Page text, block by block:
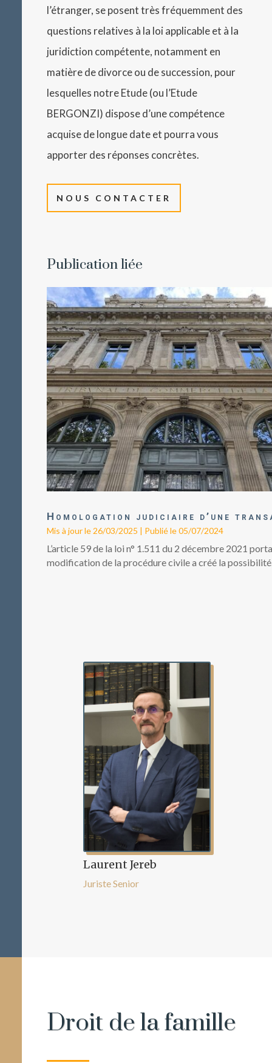
l’étranger, se posent très fréquemment des
questions relatives à la loi applicable et à la
juridiction compétente, notamment en
matière de divorce ou de succession, pour
lesquelles notre Etude (ou l’Etude
BERGONZI) dispose d’une compétence
acquise de longue date et pourra vous
apporter des réponses concrètes.
NOUS CONTACTER
Publication liée
Homologation judiciaire d’une
Mis à jour le 26/03/2025 | Publié le 05/07/2024
L’article 59 de la loi n° 1.511 du 2 décembre 2021
modification de la procédure civile a créé la
Laurent Jereb
Juriste Senior
Droit de la famille